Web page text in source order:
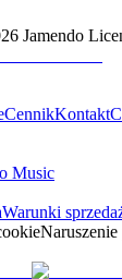
Jamendo
CennikKontakt
Music
Warunki